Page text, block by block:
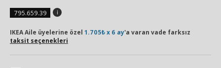
795.659.39
IKEA Aile üyelerine özel 1.705₺ x 6 ay'a varan vade farksız
taksit seçenekleri